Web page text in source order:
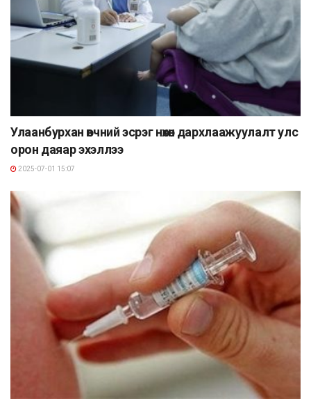
Улаанбурхан өвчний эсрэг нөхөн дархлаажуулалт улс
орон даяар эхэллээ
2025-07-01 15:07